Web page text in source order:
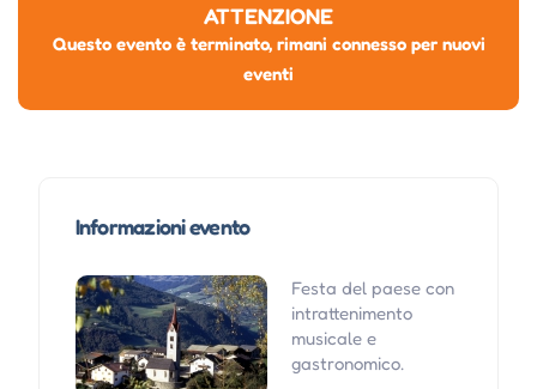
ATTENZIONE
Questo evento è terminato, rimani connesso per nuovi
eventi
Informazioni evento
Festa del paese con
intrattenimento
musicale e
gastronomico.